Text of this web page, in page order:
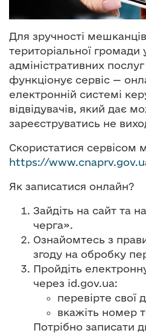
т
у
Для зручності
територіальної громади
адміністративних
функціонує сервіс —
електронній системі
відвідувачів, який дає
зареєструватись не
Скористатися сервісом
https://
Як записатися онлайн?
Зайдіть на сайт та
черга».
Ознайомтесь з
згоду на обробку
Пройдіть
через id.gov.ua:
перевірте свої
вкажіть номер
Потрібно записати